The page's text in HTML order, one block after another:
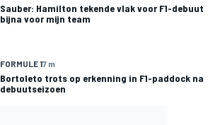
Sauber: Hamilton tekende vlak voor F1-debuut
bijna voor mijn team
FORMULE 17 m
Bortoleto trots op erkenning in F1-paddock na
debuutseizoen